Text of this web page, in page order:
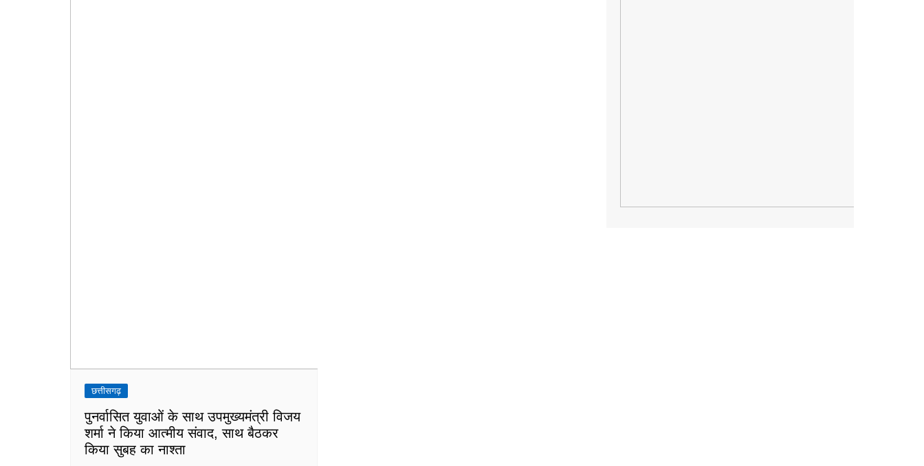
छत्तीसगढ़
पुनर्वासित युवाओं के साथ उपमुख्यमंत्री विजय
शर्मा ने किया आत्मीय संवाद, साथ बैठकर
किया सुबह का नाश्ता